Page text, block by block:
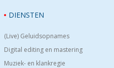
DIENSTEN
(Live) Geluidsopnames
Digital editing en mastering
Muziek- en klankregie